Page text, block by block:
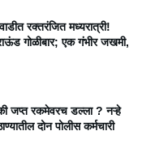
रक्तरंजित मध्यरात्री!
गोळीबार; एक गंभीर जखमी,
जप्त रकमेवरच डल्ला ? नऱ्हे
दोन पोलीस कर्मचारी